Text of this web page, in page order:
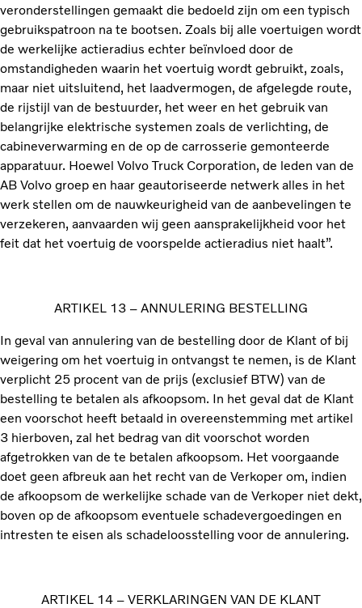
veronderstellingen gemaakt die bedoeld zijn om een typisch
gebruikspatroon na te bootsen. Zoals bij alle voertuigen wordt
de werkelijke actieradius echter beïnvloed door de
omstandigheden waarin het voertuig wordt gebruikt, zoals,
maar niet uitsluitend, het laadvermogen, de afgelegde route,
de rijstijl van de bestuurder, het weer en het gebruik van
belangrijke elektrische systemen zoals de verlichting, de
cabineverwarming en de op de carrosserie gemonteerde
apparatuur. Hoewel Volvo Truck Corporation, de leden van de
AB Volvo groep en haar geautoriseerde netwerk alles in het
werk stellen om de nauwkeurigheid van de aanbevelingen te
verzekeren, aanvaarden wij geen aansprakelijkheid voor het
feit dat het voertuig de voorspelde actieradius niet haalt”.
ARTIKEL 13 – ANNULERING BESTELLING
In geval van annulering van de bestelling door de Klant of bij
weigering om het voertuig in ontvangst te nemen, is de Klant
verplicht 25 procent van de prijs (exclusief BTW) van de
bestelling te betalen als afkoopsom. In het geval dat de Klant
een voorschot heeft betaald in overeenstemming met artikel
3 hierboven, zal het bedrag van dit voorschot worden
afgetrokken van de te betalen afkoopsom. Het voorgaande
doet geen afbreuk aan het recht van de Verkoper om, indien
de afkoopsom de werkelijke schade van de Verkoper niet dekt,
boven op de afkoopsom eventuele schadevergoedingen en
intresten te eisen als schadeloosstelling voor de annulering.
ARTIKEL 14 – VERKLARINGEN VAN DE KLANT